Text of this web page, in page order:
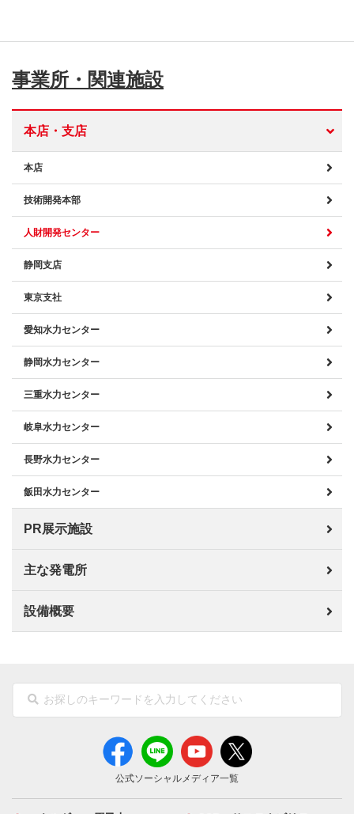
事業所・関連施設
本店・支店
本店
技術開発本部
人財開発センター
静岡支店
東京支社
愛知水力センター
静岡水力センター
三重水力センター
岐阜水力センター
長野水力センター
飯田水力センター
PR展示施設
主な発電所
設備概要
公式ソーシャルメディア一覧